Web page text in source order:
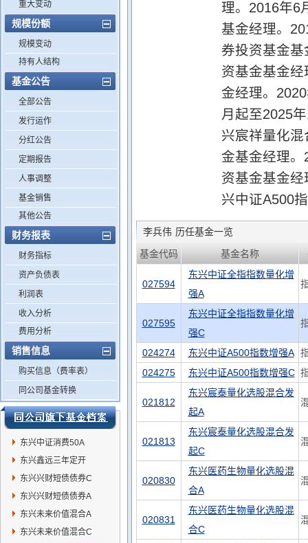
重大变动
规模份额
规模变动
持有人结构
基金公告
全部公告
发行运作
分红公告
定期报告
人事调整
基金销售
其他公告
财务报表
财务指标
资产负债表
利润表
收入分析
费用分析
销售信息
购买信息（费率表）
同公司基金转换
东兴中证消费50A
东兴鑫远三年定开
东兴兴财短债债券C
东兴兴财短债债券A
东兴未来价值混合A
东兴未来价值混合C
理。2016年6
基金经理。
券投资基金
资基金基金
金经理。
月起至2025
兴宸祥量化
金基金经理
资基金基金
兴中证A500
李兵伟 历任基金一览
基金代码
基金名称
027594
东兴中证全指指数量化增
强A
027595
东兴中证全指指数量化增
强C
024274 东兴中证A500指数增强A
024275
东兴中证A500指数增强C
021812
东兴宸泰量化选股混合发
起A
021813
东兴宸泰量化选股混合发
起C
020830
东兴医药生物量化选股混
合A
020831
东兴医药生物量化选股混
合C